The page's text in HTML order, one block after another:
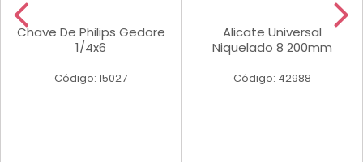
Chave De Philips Gedore
1/4x6
Código: 15027
Alicate Universal
Niquelado 8 200mm
Código: 42988